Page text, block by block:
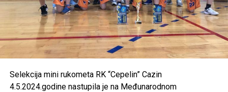
Selekcija mini rukometa RK “Cepelin” Cazin
4.5.2024.godine nastupila je na Međunarodnom